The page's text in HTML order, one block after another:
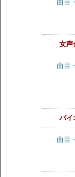
曲目
女
曲目
バ
曲目